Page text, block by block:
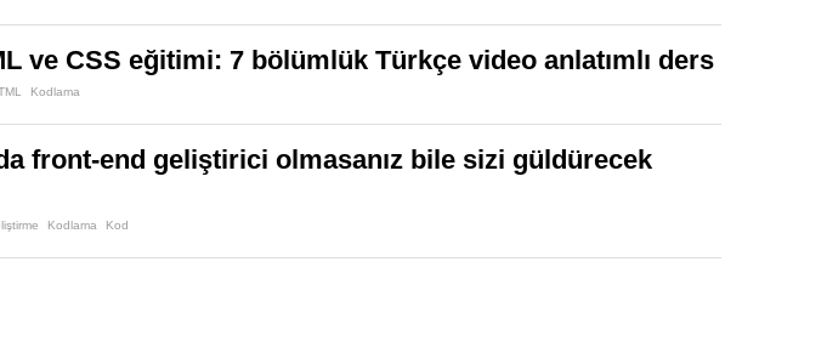
ve CSS eğitimi: 7 bölümlük Türkçe video anlatımlı ders
Kodlama
front-end geliştirici olmasanız bile sizi güldürecek
Kodlama Kod